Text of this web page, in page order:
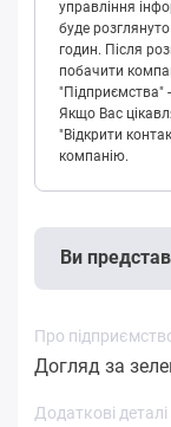
управління
буде
годин. Після
побачити
"Підприємства"
Якщо Вас
"Відкрити
компанію.
Ви
Про
Догляд за
Додаткові